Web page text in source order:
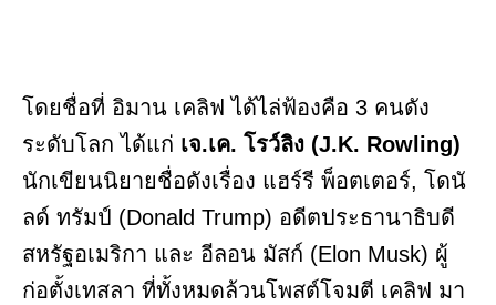
โดยชื่อที่ อิมาน เคลิฟ ได้ไล่ฟ้องคือ 3 คนดัง
ระดับโลก ได้แก่ เจ.เค. โรว์ลิง (J.K. Rowling)
นักเขียนนิยายชื่อดังเรื่อง แฮร์รี พ็อตเตอร์, โดนั
ลด์ ทรัมป์ (Donald Trump) อดีตประธานาธิบดี
สหรัฐอเมริกา และ อีลอน มัสก์ (Elon Musk) ผู้
ก่อตั้งเทสลา ที่ทั้งหมดล้วนโพสต์โจมตี เคลิฟ มา